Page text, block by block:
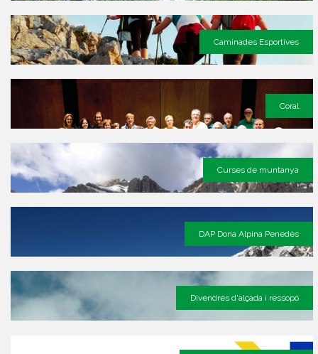
Caminades Esportives
Coral
Curses de muntanya
DAP Dona Alpina Penedès
Divendres d'alçada i ressopó